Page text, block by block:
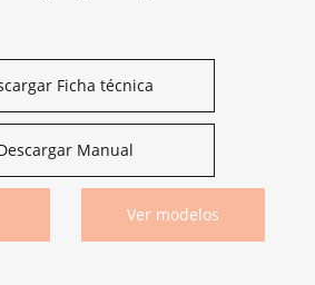
Ficha técnica
Manual
Ver modelos